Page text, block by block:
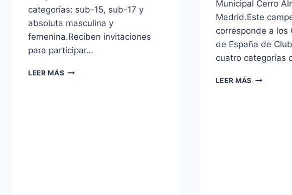
categorías: sub-15, sub-17 y
absoluta masculina y
femenina.Reciben invitaciones
para participar…
LEER MÁS COPA
Municipal Cerro
Madrid.Este
corresponde a los
de España de
cuatro categorías
LEER MÁS COPA